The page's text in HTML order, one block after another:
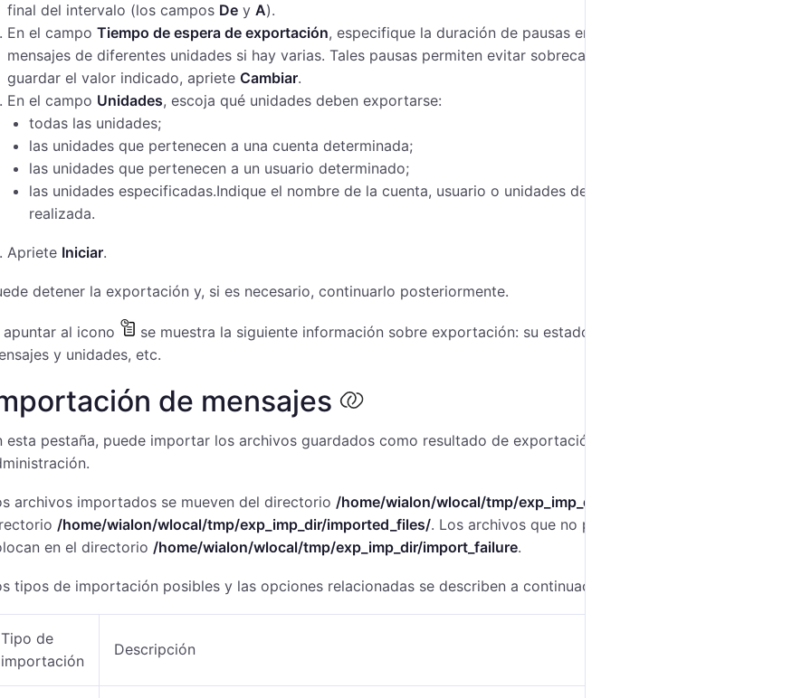
final del intervalo (los campos De y A).
En el campo Tiempo de espera de exportación, especifique la duración de pausas entre exportación de
mensajes de diferentes unidades si hay varias. Tales pausas permiten evitar sobrecarga del sistema. Para
guardar el valor indicado, apriete Cambiar.
En el campo Unidades, escoja qué unidades deben exportarse:
todas las unidades;
las unidades que pertenecen a una cuenta determinada;
las unidades que pertenecen a un usuario determinado;
las unidades especificadas.Indique el nombre de la cuenta, usuario o unidades dependiendo de la selección
realizada.
Apriete Iniciar.
detener la exportación y, si es necesario, continuarlo posteriormente.
apuntar al icono
se muestra la siguiente información sobre exportación: su estado, hora de inicio, cantidad de
y unidades, etc.
de mensajes
esta pestaña, puede importar los archivos guardados como resultado de exportación en el sistema de
archivos importados se mueven del directorio /home/wialon/wlocal/tmp/exp_imp_dir
/home/wialon/wlocal/tmp/exp_imp_dir/imported_files/. Los archivos que no pueden importarse se
en el directorio /home/wialon/wlocal/tmp/exp_imp_dir/import_failure.
tipos de importación posibles y las opciones relacionadas se describen a continuación.
Tipo de
importación
Descripción